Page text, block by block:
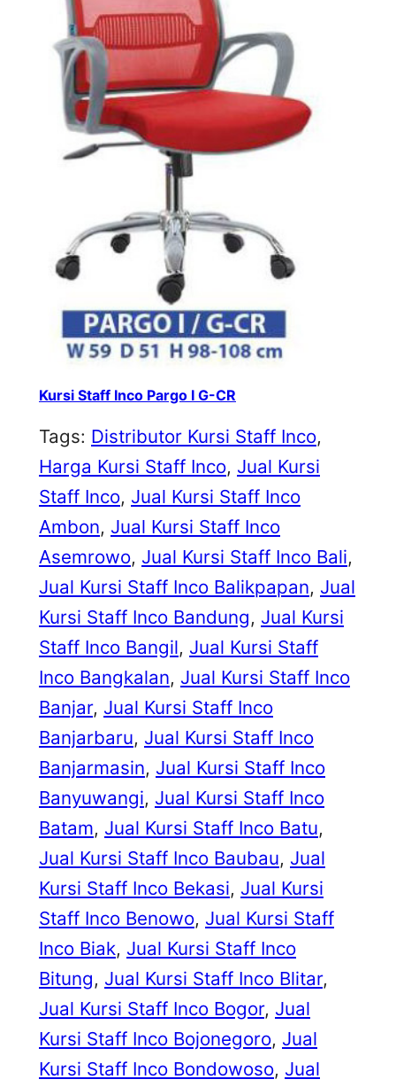
Kursi Staff Inco Pargo I G-CR
Tags: Distributor Kursi Staff Inco
Harga Kursi Staff Inco, Jual Kursi
Staff Inco, Jual Kursi Staff Inco
Ambon, Jual Kursi Staff Inco
Asemrowo, Jual Kursi Staff Inco Bali
Jual Kursi Staff Inco Balikpapan, Jual
Kursi Staff Inco Bandung, Jual Kursi
Staff Inco Bangil, Jual Kursi Staff
Inco Bangkalan, Jual Kursi Staff Inco
Banjar, Jual Kursi Staff Inco
Banjarbaru, Jual Kursi Staff Inco
Banjarmasin, Jual Kursi Staff Inco
Banyuwangi, Jual Kursi Staff Inco
Batam, Jual Kursi Staff Inco Batu
Jual Kursi Staff Inco Baubau, Jual
Kursi Staff Inco Bekasi, Jual Kursi
Staff Inco Benowo, Jual Kursi Staff
Inco Biak, Jual Kursi Staff Inco
Bitung, Jual Kursi Staff Inco Blitar
Jual Kursi Staff Inco Bogor, Jual
Kursi Staff Inco Bojonegoro, Jual
Kursi Staff Inco Bondowoso, Jual